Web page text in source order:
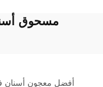
مسحوق
أفضل معجون